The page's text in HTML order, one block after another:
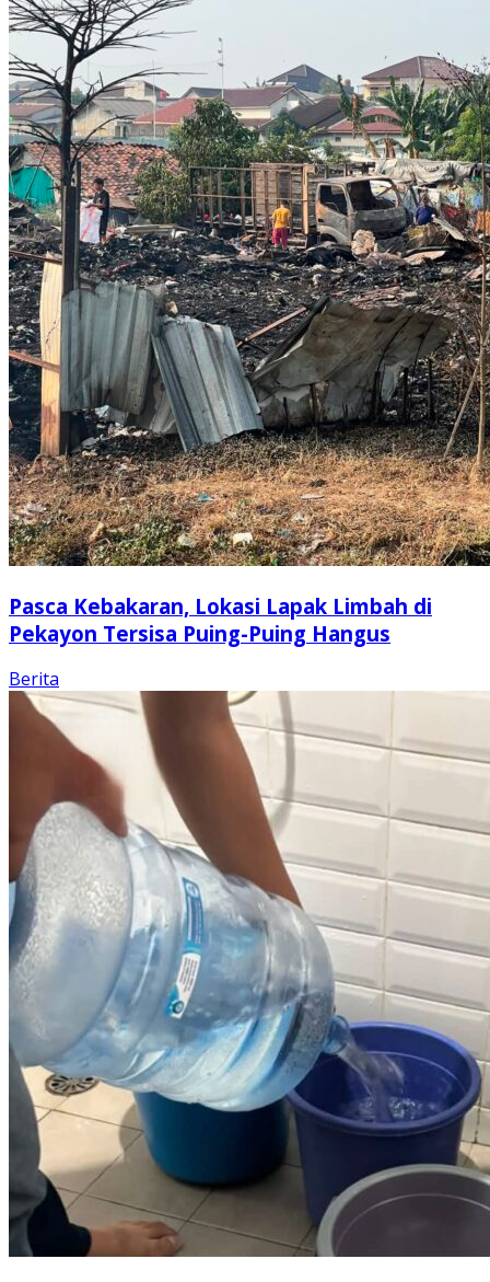
Pasca Kebakaran, Lokasi Lapak Limbah di
Pekayon Tersisa Puing-Puing Hangus
Berita